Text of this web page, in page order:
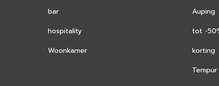
bar
hospitality
Woonkamer
Auping
tot -
korting
Tempur